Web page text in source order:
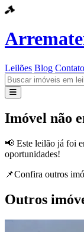
Leilões Blog Contato
Leilões
Imóvel não
📢 Este leilão já foi
oportunidades!
📌Confira outros
Outros